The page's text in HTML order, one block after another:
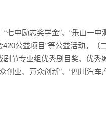
中励志奖学金”、“乐山一
公益项目”等公益活动。
节专业组优秀剧目奖、优
业、万众创新”、“四川汽车